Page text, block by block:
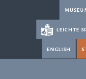
leichte
english